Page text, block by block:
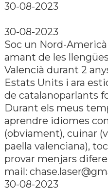
30-08-2023
30-08-2023
Soc un Nord-
amant de les
Valencià durant 2
Estats Units i ara
de catalanoparlants
Durant els meus
aprendre idiomes
(obviament), cuinar
paella valenciana),
provar menjars
mail:
30-08-2023